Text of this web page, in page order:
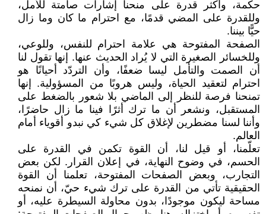
حكمة، وأكثر قدرة على منحنا إشارات صامتة للأمل،
وللقدرة على المضي قدمًا، مع احترام ما كان وما زال
حيًّا بيننا.
الصفحة المفتوحة هي علامة احترام للنفس، وللوعي،
وللخسائر الصغيرة التي لا يُراد الحديث عنها. إنها تقول لنا
أن الصمت والتأمل ليسا ضعفًا، وأن التردّد أحيانًا هو
احترام لتعقيد الحياة، وليس هروبًا من المسؤولية. إنها
تمنحنا فرصة للنظر إلى الماضي بلا شعور بالضغط على
المستقبل، ونشعر أن ما ترك أثرًا فينا ما زال حاضرًا،
وأننا لسنا مضطرين لإغلاق كل شيء كي نبدو أقوياء أمام
العالم.
تعلّمنا، أو قيل لنا، أن القوة تكمن في القدرة على
الحسم، في وضوح النهاية، في إعلان القرار. لكن بعض
التجارب، وبعض الصفحات المفتوحة، تعلمنا أن القوة
الحقيقية تأتي من القدرة على ترك شيء حيّ، أن نمنحه
مساحة ليكون موجودًا، بدون محاولة السيطرة عليه، أو